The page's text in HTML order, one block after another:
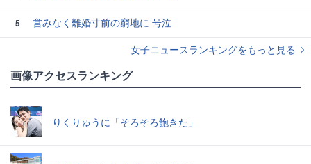
5
営みなく離婚寸前の窮地に 号泣
女子ニュースランキングをもっと見る
画像アクセスランキング
りくりゅうに「そろそろ飽きた」